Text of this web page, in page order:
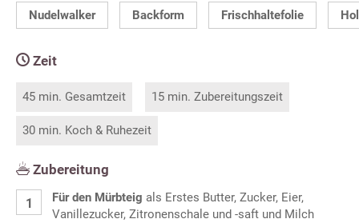
Nudelwalker Backform Frischhaltefolie
Zeit
45 min. Gesamtzeit 15 min. Zubereitungszeit
30 min. Koch & Ruhezeit
Zubereitung
Für den Mürbteig als Erstes Butter, Zucker, Eier,
Vanillezucker, Zitronenschale und -saft und Milch